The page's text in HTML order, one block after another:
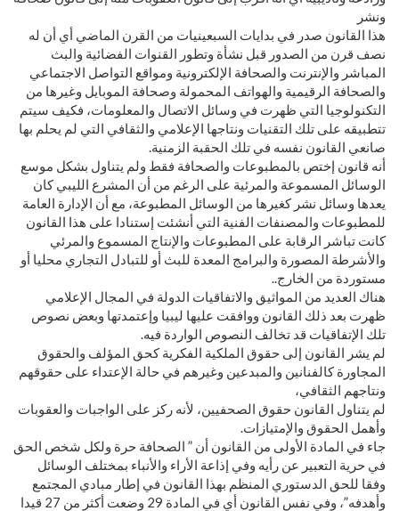
ونشر
هذا القانون صدر في بدايات السبعينيات من القرن الماضي أي أن له
نصف قرن من الصدور قبل نشأة وتطور القنوات الفضائية والبث
المباشر والإنترنت والصحافة الإلكترونية ومواقع التواصل الاجتماعي
والصحافة الرقيمية والهواتف المحمولة وصحافة الموبايل وغيرها من
التكنولوجيا التي ظهرت في وسائل الاتصال والمعلومات، فكيف سيتم
تتطبيقه على تلك التقنيات ونتاجها الإعلامي والثقافي التي لم يحلم بها
صانعي القانون نفسه في تلك الحقبة الزمنية.
أنه قانون إختص بالمطبوعات والصحافة فقط ولم يتناول بشكل موسع
الوسائل المسموعة والمرئية على الرغم من أن المشرع الليبي كان
يعدها وسائل نشر كغيرها من الوسائل المطبوعة، مع أن الإدارة العامة
للمطبوعات والمصنفات الفنية التي أنشئت إستنادا على هذا القانون
كانت تباشر الرقابة على المطبوعات والإنتاج المسموع والمرئي
والأشرطة المصورة والبرامج المعدة للبث أو للتبادل التجاري محليا أو
مستوردة من الخارج..
هناك العديد من المواثيق والاتفاقيات الدولة في المجال الإعلامي
ظهرت بعد ذلك القانون ووافقت عليها ليبيا وإعتمدتها وبعض نصوص
تلك الإتفاقيات قد تخالف النصوص الواردة فيه.
لم يشر القانون إلى حقوق الملكية الفكرية كحق المؤلف والحقوق
المجاورة كالفنانين والمبدعين وغيرهم في حالة الإعتداء على حقوقهم
ونتاجهم الثقافي،
لم يتناول القانون حقوق الصحفيين، لأنه ركز على الواجبات والعقوبات
وأهمل الحقوق والإمتيازات.
جاء في المادة الأولى من القانون أن ” الصحافة حرة ولكل شخص الحق
في حرية التعبير عن رأيه وفي إذاعة الأراء والأنباء بمختلف الوسائل
وفقا للحق الدستوري المنظم بهذا القانون في إطار مبادي المجتمع
وأهدفه”، وفي نفس القانون أي في المادة 29 وضعت أكثر من 27 قيدا